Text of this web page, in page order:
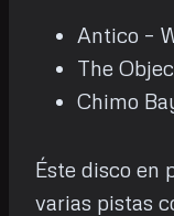
Antico –
The
Chimo
Éste disco en
varias pistas